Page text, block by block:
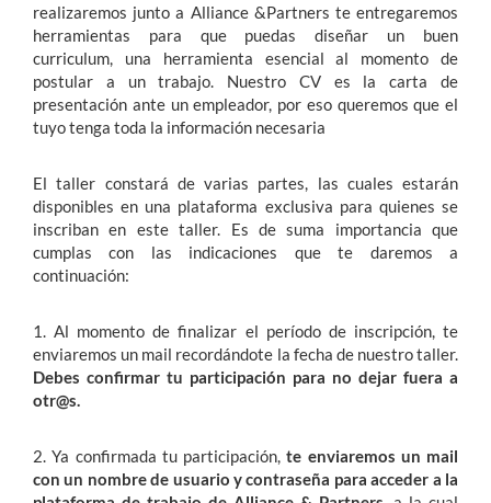
realizaremos junto a Alliance &Partners te entregaremos
herramientas para que puedas diseñar un buen
curriculum, una herramienta esencial al momento de
postular a un trabajo. Nuestro CV es la carta de
presentación ante un empleador, por eso queremos que el
tuyo tenga toda la información necesaria
El taller constará de varias partes, las cuales estarán
disponibles en una plataforma exclusiva para quienes se
inscriban en este taller. Es de suma importancia que
cumplas con las indicaciones que te daremos a
continuación:
1. Al momento de finalizar el período de inscripción, te
enviaremos un mail recordándote la fecha de nuestro taller.
Debes confirmar tu participación para no dejar fuera a
otr@s.
2. Ya confirmada tu participación,te enviaremos un mail
con un nombre de usuario y contraseña para acceder a la